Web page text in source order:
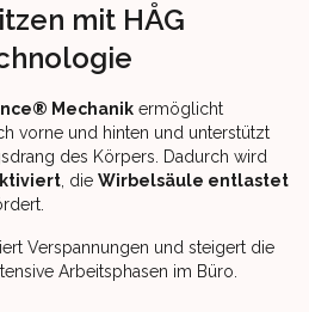
mit HÅG
Mechanik ermöglicht
vorne und hinten und unterstützt
des Körpers. Dadurch wird
, die Wirbelsäule entlastet
Verspannungen und steigert die
Arbeitsphasen im Büro.